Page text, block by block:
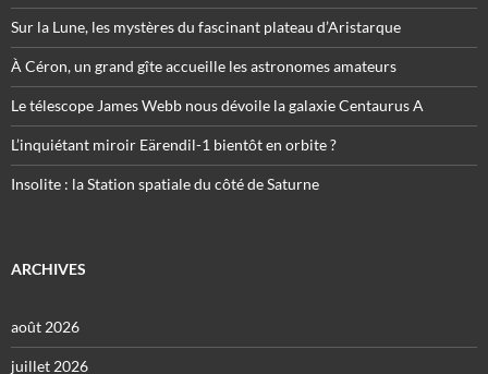
Sur la Lune, les mystères du fascinant plateau d’Aristarque
À Céron, un grand gîte accueille les astronomes amateurs
Le télescope James Webb nous dévoile la galaxie Centaurus A
L’inquiétant miroir Eärendil-1 bientôt en orbite ?
Insolite : la Station spatiale du côté de Saturne
ARCHIVES
août 2026
juillet 2026